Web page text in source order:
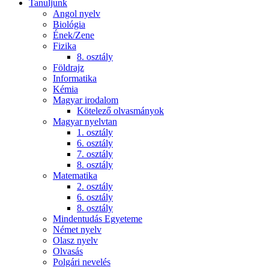
Tanuljunk
Angol nyelv
Biológia
Ének/Zene
Fizika
8. osztály
Földrajz
Informatika
Kémia
Magyar irodalom
Kötelező olvasmányok
Magyar nyelvtan
1. osztály
6. osztály
7. osztály
8. osztály
Matematika
2. osztály
6. osztály
8. osztály
Mindentudás Egyeteme
Német nyelv
Olasz nyelv
Olvasás
Polgári nevelés